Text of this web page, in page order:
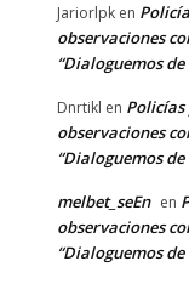
Jariorlpk en
observaciones
“Dialoguemos
Dnrtikl en
observaciones
“Dialoguemos
melbet_seEn en
observaciones
“Dialoguemos